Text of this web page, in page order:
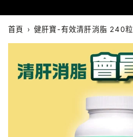
首頁 › 健肝寶-有效清肝消脂 240粒